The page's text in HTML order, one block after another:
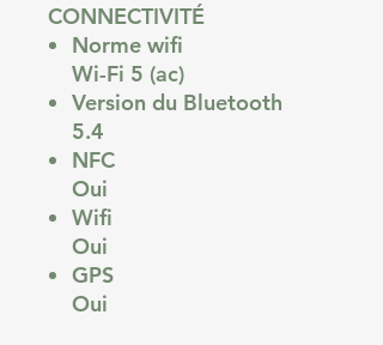
CONNECTIVITÉ
Norme wifi
Wi-Fi 5 (ac)
Version du Bluetooth
5.4
NFC
Oui
Wifi
Oui
GPS
Oui